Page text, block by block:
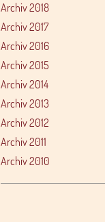
Archiv 2018
Archiv 2017
Archiv 2016
Archiv 2015
Archiv 2014
Archiv 2013
Archiv 2012
Archiv 2011
Archiv 2010